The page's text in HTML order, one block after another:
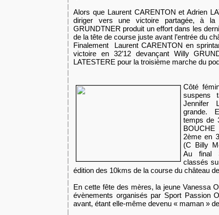
Alors que Laurent CARENTON et Adrien
diriger vers une victoire partagée, à la
GRUNDTNER produit un effort dans les
de la tête de course juste avant l’entrée du
Finalement Laurent CARENTON en
victoire en 32’12 devançant Willy
LATESTERE pour la troisième marche du
Côté
suspens
Jennifer
grande.
temps de
2ème en
(C Billy
Au final
classés
édition des 10kms de la course du château
En cette fête des mères, la jeune Vanessa
évènements organisés par Sport Passion
avant, étant elle-même devenu « maman »